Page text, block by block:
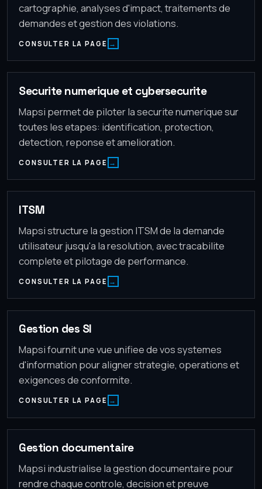
cartographie, analyses d'impact, traitements de
demandes et gestion des violations.
CONSULTER LA PAGE
Securite numerique et cybersecurite
Mapsi permet de piloter la securite numerique sur
toutes les etapes: identification, protection,
detection, reponse et amelioration.
CONSULTER LA PAGE
ITSM
Mapsi structure la gestion ITSM de la demande
utilisateur jusqu'a la resolution, avec tracabilite
complete et pilotage de performance.
CONSULTER LA PAGE
Gestion des SI
Mapsi fournit une vue unifiee de vos systemes
d'information pour aligner strategie, operations et
exigences de conformite.
CONSULTER LA PAGE
Gestion documentaire
Mapsi industrialise la gestion documentaire pour
rendre chaque controle, decision et preuve